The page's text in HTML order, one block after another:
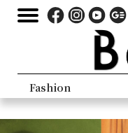
Fashion